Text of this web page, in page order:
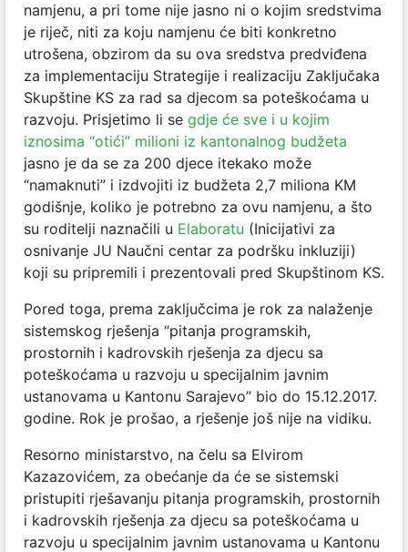
namjenu, a pri tome nije jasno ni o kojim sredstvima
je riječ, niti za koju namjenu će biti konkretno
utrošena, obzirom da su ova sredstva predviđena
za implementaciju Strategije i realizaciju Zaključaka
Skupštine KS za rad sa djecom sa poteškoćama u
razvoju. Prisjetimo li se gdje će sve i u kojim
iznosima “otići” milioni iz kantonalnog budžeta
jasno je da se za 200 djece itekako može
“namaknuti” i izdvojiti iz budžeta 2,7 miliona KM
godišnje, koliko je potrebno za ovu namjenu, a što
su roditelji naznačili u Elaboratu (Inicijativi za
osnivanje JU Naučni centar za podršku inkluziji)
koji su pripremili i prezentovali pred Skupštinom KS.
Pored toga, prema zaključcima je rok za nalaženje
sistemskog rješenja “pitanja programskih,
prostornih i kadrovskih rješenja za djecu sa
poteškoćama u razvoju u specijalnim javnim
ustanovama u Kantonu Sarajevo” bio do 15.12.2017.
godine. Rok je prošao, a rješenje još nije na vidiku.
Resorno ministarstvo, na čelu sa Elvirom
Kazazovićem, za obećanje da će se sistemski
pristupiti rješavanju pitanja programskih, prostornih
i kadrovskih rješenja za djecu sa poteškoćama u
razvoju u specijalnim javnim ustanovama u Kantonu